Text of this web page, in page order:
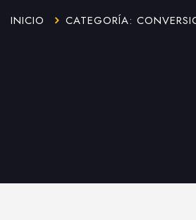
INICIO CATEGORÍA: